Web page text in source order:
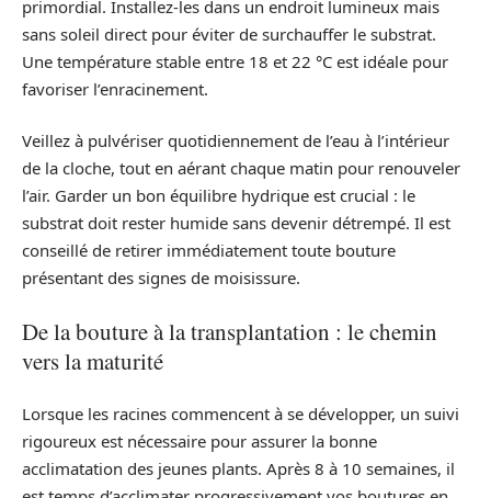
primordial. Installez-les dans un endroit lumineux mais
sans soleil direct pour éviter de surchauffer le substrat.
Une température stable entre 18 et 22 °C est idéale pour
favoriser l’enracinement.
Veillez à pulvériser quotidiennement de l’eau à l’intérieur
de la cloche, tout en aérant chaque matin pour renouveler
l’air. Garder un bon équilibre hydrique est crucial : le
substrat doit rester humide sans devenir détrempé. Il est
conseillé de retirer immédiatement toute bouture
présentant des signes de moisissure.
De la bouture à la transplantation : le chemin
vers la maturité
Lorsque les racines commencent à se développer, un suivi
rigoureux est nécessaire pour assurer la bonne
acclimatation des jeunes plants. Après 8 à 10 semaines, il